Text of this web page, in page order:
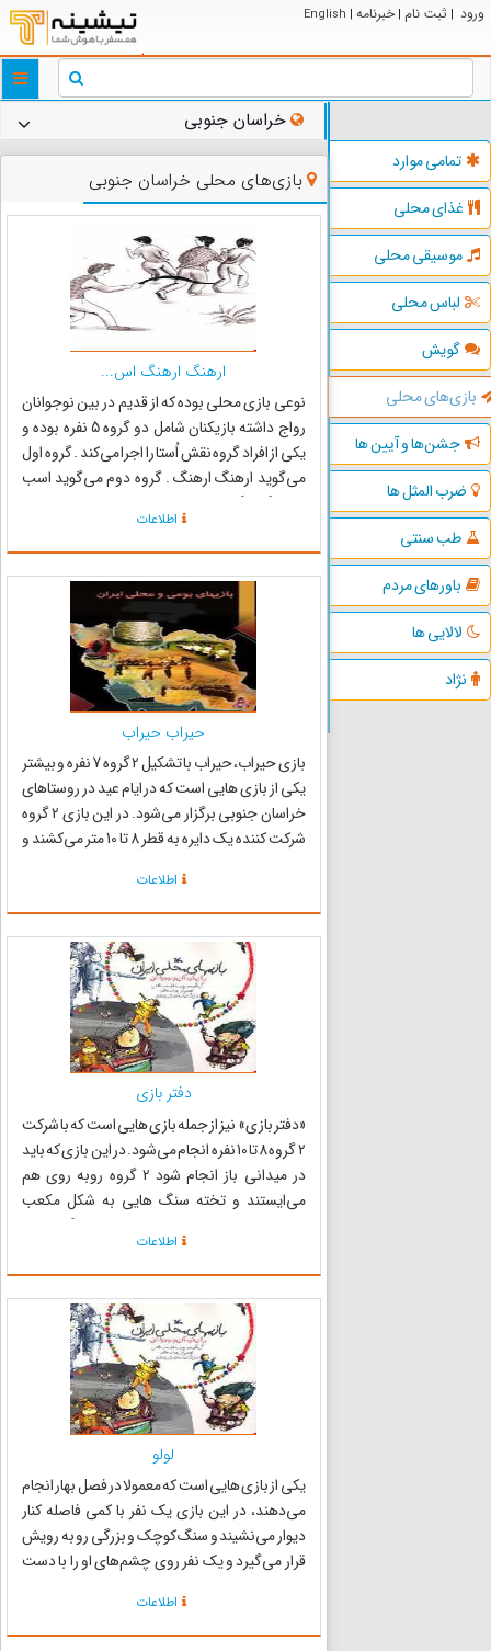
ورود | ثبت نام | خبرنامه |
English
تمامی موارد
غذای محلی
موسیقی محلی
لباس محلی
گویش
بازی‌های محلی
جشن‌ها و آیین ها
ضرب المثل ها
طب سنتی
باورهای مردم
لالایی ها
نژاد
خراسان جنوبی
بازی‌های محلی خراسان جنوبی
ارهنگ ارهنگ اس...
نوعی بازی محلی بوده که از قدیم در بین نوجوانان
رواج داشته بازیکنان شامل دو گروه 5 نفره بوده و
یکی از افراد گروه نقش اُستا را اجرا می‌کند . گروه اول
می‌گوید ارهنگ ارهنگ . گروه دوم می‌گوید اسب
چه رنگ ؟ گروه اول اسبی را با مشخصات خاص نام
می‌برد . گروه دوم در پاسخ می‌گوید بزن و برو چکار
دا...
اطلاعات
حیراب حیراب
بازی حیراب، حیراب با تشکیل 2 گروه 7 نفره و بیشتر
یکی از بازی هایی است که در ایام عید در روستا‌های
خراسان جنوبی برگزار می‌شود. در این بازی 2 گروه
شرکت کننده یک دایره به قطر 8 تا 10 متر می‌کشند و
فاصله 30 تا 40 متری دایره مشخص می‌کنند. برای
ش...
اطلاعات
دفتر بازی
«دفتر بازی» نیز از جمله بازی هایی است که با شرکت
2 گروه 8 تا 10 نفره انجام می‌شود. در این بازی که باید
در میدانی باز انجام شود 2 گروه روبه روی هم
می‌ایستند و تخته سنگ هایی به شکل مکعب
مستطیل را جلوی خود قرار می‌دهند، هر گروه باید
به تخته سنگ‌های گروه مقابل که به صورت عمودی
قرار گرفته ا...
اطلاعات
لولو
یکی از بازی هایی است که معمولا در فصل بهار انجام
می‌دهند، در این بازی یک نفر با کمی فاصله کنار
دیوار می‌نشیند و سنگ کوچک و بزرگی رو به رویش
قرار می‌گیرد و یک نفر روی چشم‌های او را با دست
او قرار می‌گیرند. در ادامه نفری که پشت سر فرد ن...
اطلاعات